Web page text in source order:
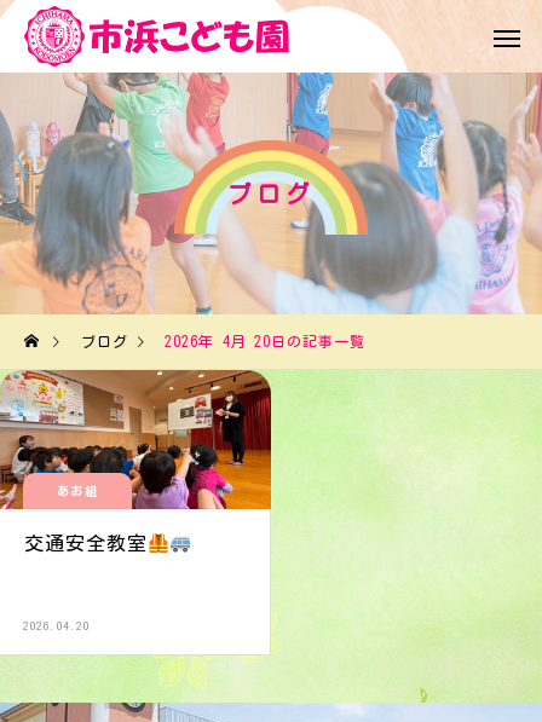
ブログ
ブログ 2026年 4月 20日の記事一覧
あお組
交通安全教室
2026.04.20